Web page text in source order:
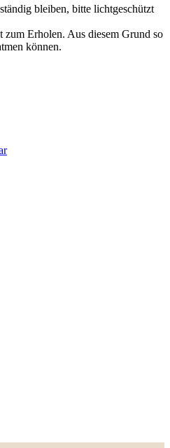
bleiben, bitte lichtgeschützt
zum Erholen. Aus diesem Grund so
können.